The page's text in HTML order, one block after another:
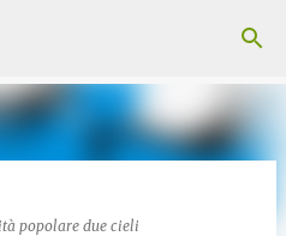
principali
popolare due cieli